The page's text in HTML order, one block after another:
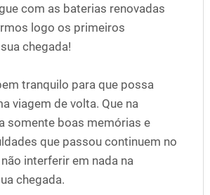
com as baterias renovadas
logo os primeiros
chegada!
tranquilo para que possa
viagem de volta. Que na
somente boas memórias e
que passou continuem no
interferir em nada na
chegada.